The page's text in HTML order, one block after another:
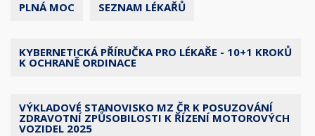
PLNÁ MOC SEZNAM LÉKAŘŮ
KYBERNETICKÁ PŘÍRUČKA PRO LÉKAŘE - 10+1 KROKŮ
K OCHRANĚ ORDINACE
VÝKLADOVÉ STANOVISKO MZ ČR K POSUZOVÁNÍ
ZDRAVOTNÍ ZPŮSOBILOSTI K ŘÍZENÍ MOTOROVÝCH
VOZIDEL 2025